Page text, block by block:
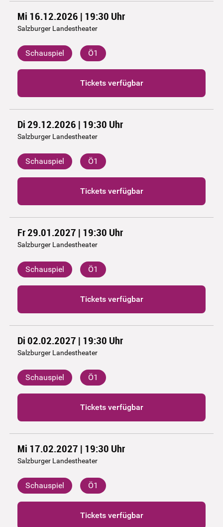
Mi 16.12.2026 | 19:30 Uhr
Salzburger Landestheater
Schauspiel Ö1
Tickets verfügbar
Di 29.12.2026 | 19:30 Uhr
Salzburger Landestheater
Schauspiel Ö1
Tickets verfügbar
Fr 29.01.2027 | 19:30 Uhr
Salzburger Landestheater
Schauspiel Ö1
Tickets verfügbar
Di 02.02.2027 | 19:30 Uhr
Salzburger Landestheater
Schauspiel Ö1
Tickets verfügbar
Mi 17.02.2027 | 19:30 Uhr
Salzburger Landestheater
Schauspiel Ö1
Tickets verfügbar